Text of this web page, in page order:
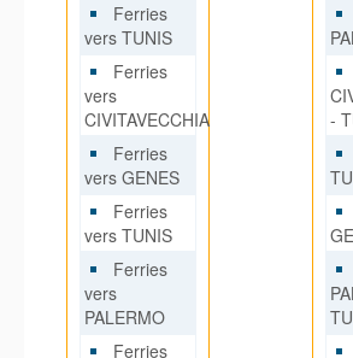
Ferries
vers TUNIS
Ferries
vers
CIVITAVECCHIA
Ferries
vers GENES
Ferries
vers TUNIS
Ferries
vers
PALERMO
Ferries
-